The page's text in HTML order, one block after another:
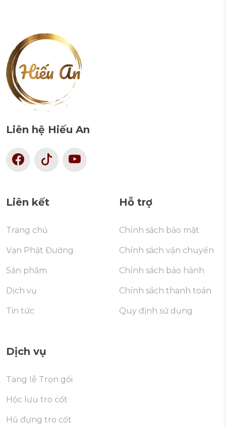
Liên hệ Hiếu An
Liên kết
Trang chủ
Vạn Phật Đường
Sản phẩm
Dịch vụ
Tin tức
Hỗ trợ
Chính sách bảo mật
Chính sách vận chuyển
Chính sách bảo hành
Chính sách thanh toán
Quy định sử dụng
Dịch vụ
Tang lễ Trọn gói
Hộc lưu tro cốt
Hũ đựng tro cốt